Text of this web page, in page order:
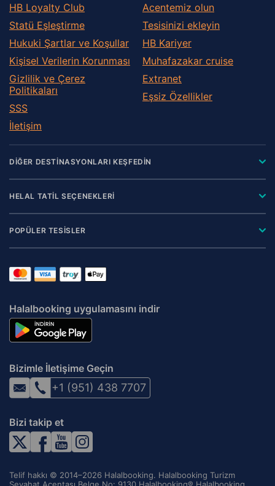
HB Loyalty Club
Statü Eşleştirme
Hukuki Şartlar ve Koşullar
Kişisel Verilerin Korunması
Gizlilik ve Çerez
Politikaları
SSS
İletişim
Acentemiz olun
Tesisinizi ekleyin
HB Kariyer
Muhafazakar сruise
Extranet
Eşsiz Özellikler
DİĞER DESTİNASYONLARI KEŞFEDİN
HELAL TATİL SEÇENEKLERİ
POPÜLER TESİSLER
Halalbooking uygulamasını indir
Bizimle İletişime Geçin
+1 (951) 438 7707
Bizi takip et
Telif hakkı © 2014–2026 Halalbooking. Halalbooking Turizm
Seyahat Acentası Belge No: 9130 Halalbooking® Halalbooking